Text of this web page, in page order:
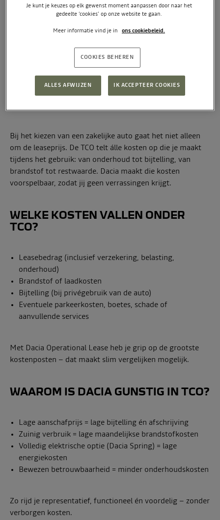
Met Dacia houd je die kosten laag – zonder in te
leveren op ruimte of betrouwbaarheid.
Dacia helpt je kiezen op basis van maandlasten én
WAT BETEKENT TCO?
Bij het kiezen van een zakelijke auto gaat het niet alleen
om de leaseprijs. De TCO telt álle kosten op die je maakt
tijdens het gebruik: van onderhoud tot bijtelling, van
brandstof tot restwaarde. Dacia maakt die kosten
voorspelbaar, zodat jij geen verrassingen krijgt.
WELKE KOSTEN VALLEN ONDER
TCO?
Leasebedrag (inclusief verzekering, belasting,
onderhoud)
Brandstof of laadkosten
Bijtelling (bij privégebruik van de auto)
Eventuele parkeerkosten, boetes, schade of
aanvullende services
Met Dacia Operational Lease heb je grip op de grootste
kostenposten – dat maakt slim vergelijken mogelijk.
WAAROM IS DACIA GUNSTIG IN TCO?
Lage aanschafprijs = lage bijtelling én afschrijving
Zuinig verbruik = lage maandelijkse brandstofkosten
Volledig elektrische optie (Dacia Spring) = lage
energiekosten
Bewezen betrouwbaarheid = minder onderhoudskosten
Zo rijd je representatief, functioneel én voordelig – zonder
verborgen kosten.
Je kunt je keuzes op elk gewenst moment aanpassen door naar het
gedeelte ‘cookies’ op onze website te gaan.
Meer informatie vind je in ons cookiebeleid.
COOKIES BEHEREN
ALLES AFWIJZEN IK ACCEPTEER COOKIES